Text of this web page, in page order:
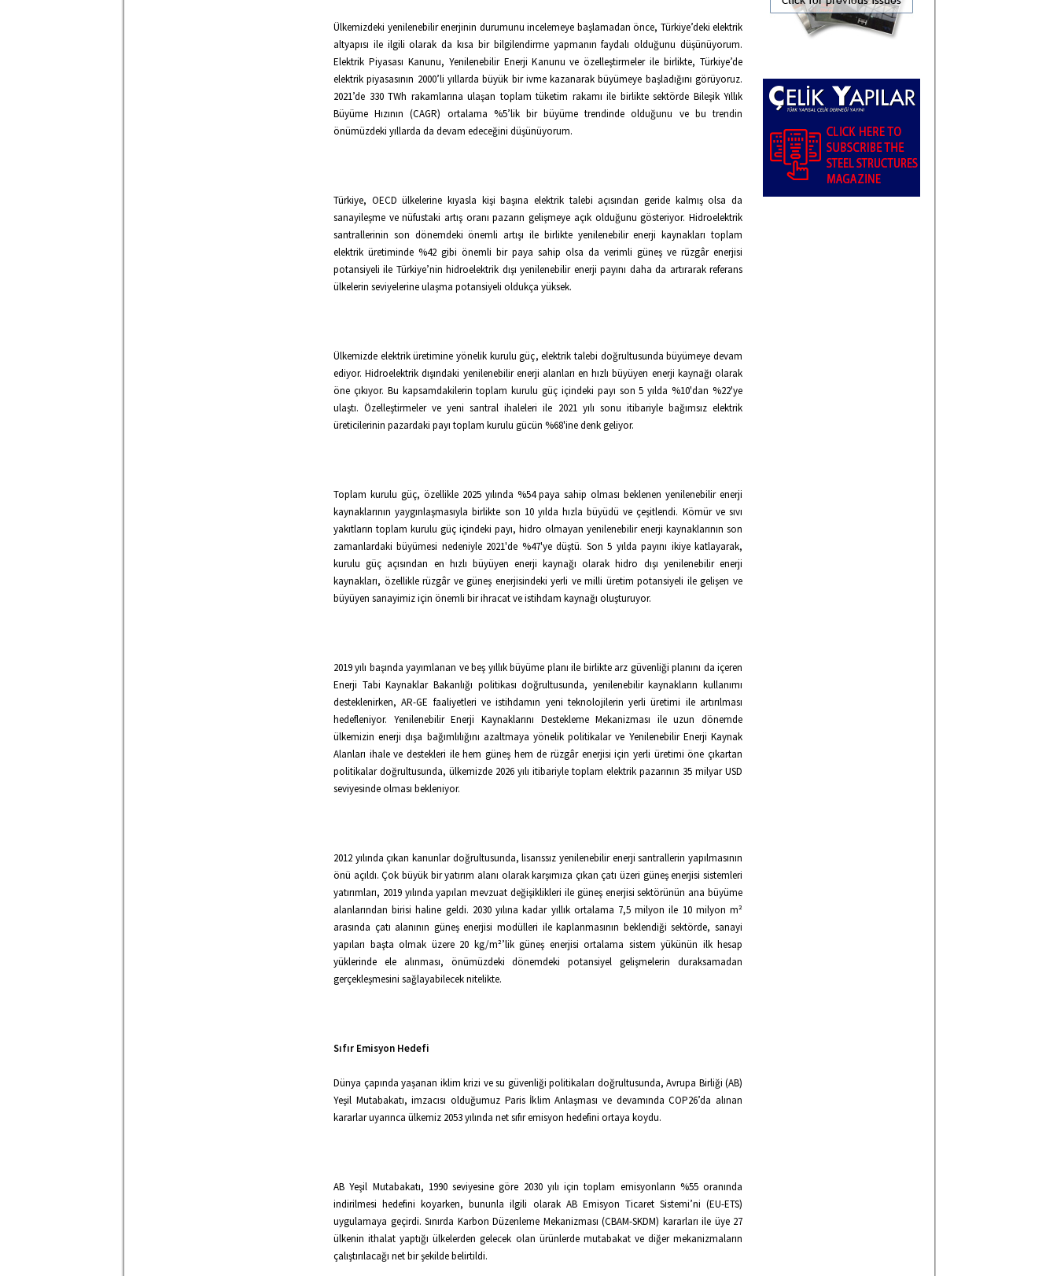
Ülkemizdeki yenilenebilir enerjinin durumunu incelemeye başlamadan önce, Türkiye’deki elektrik
altyapısı ile ilgili olarak da kısa bir bilgilendirme yapmanın faydalı olduğunu düşünüyorum.
Elektrik Piyasası Kanunu, Yenilenebilir Enerji Kanunu ve özelleştirmeler ile birlikte, Türkiye’de
elektrik piyasasının 2000’li yıllarda büyük bir ivme kazanarak büyümeye başladığını görüyoruz.
2021’de 330 TWh rakamlarına ulaşan toplam tüketim rakamı ile birlikte sektörde Bileşik Yıllık
Büyüme Hızının (CAGR) ortalama %5’lik bir büyüme trendinde olduğunu ve bu trendin
önümüzdeki yıllarda da devam edeceğini düşünüyorum.
Türkiye, OECD ülkelerine kıyasla kişi başına elektrik talebi açısından geride kalmış olsa da
sanayileşme ve nüfustaki artış oranı pazarın gelişmeye açık olduğunu gösteriyor. Hidroelektrik
santrallerinin son dönemdeki önemli artışı ile birlikte yenilenebilir enerji kaynakları toplam
elektrik üretiminde %42 gibi önemli bir paya sahip olsa da verimli güneş ve rüzgâr enerjisi
potansiyeli ile Türkiye’nin hidroelektrik dışı yenilenebilir enerji payını daha da artırarak referans
ülkelerin seviyelerine ulaşma potansiyeli oldukça yüksek.
Ülkemizde elektrik üretimine yönelik kurulu güç, elektrik talebi doğrultusunda büyümeye devam
ediyor. Hidroelektrik dışındaki yenilenebilir enerji alanları en hızlı büyüyen enerji kaynağı olarak
öne çıkıyor. Bu kapsamdakilerin toplam kurulu güç içindeki payı son 5 yılda %10'dan %22'ye
ulaştı. Özelleştirmeler ve yeni santral ihaleleri ile 2021 yılı sonu itibariyle bağımsız elektrik
üreticilerinin pazardaki payı toplam kurulu gücün %68'ine denk geliyor.
Toplam kurulu güç, özellikle 2025 yılında %54 paya sahip olması beklenen yenilenebilir enerji
kaynaklarının yaygınlaşmasıyla birlikte son 10 yılda hızla büyüdü ve çeşitlendi. Kömür ve sıvı
yakıtların toplam kurulu güç içindeki payı, hidro olmayan yenilenebilir enerji kaynaklarının son
zamanlardaki büyümesi nedeniyle 2021'de %47'ye düştü. Son 5 yılda payını ikiye katlayarak,
kurulu güç açısından en hızlı büyüyen enerji kaynağı olarak hidro dışı yenilenebilir enerji
kaynakları, özellikle rüzgâr ve güneş enerjisindeki yerli ve milli üretim potansiyeli ile gelişen ve
büyüyen sanayimiz için önemli bir ihracat ve istihdam kaynağı oluşturuyor.
2019 yılı başında yayımlanan ve beş yıllık büyüme planı ile birlikte arz güvenliği planını da içeren
Enerji Tabi Kaynaklar Bakanlığı politikası doğrultusunda, yenilenebilir kaynakların kullanımı
desteklenirken, AR-GE faaliyetleri ve istihdamın yeni teknolojilerin yerli üretimi ile artırılması
hedefleniyor. Yenilenebilir Enerji Kaynaklarını Destekleme Mekanizması ile uzun dönemde
ülkemizin enerji dışa bağımlılığını azaltmaya yönelik politikalar ve Yenilenebilir Enerji Kaynak
Alanları ihale ve destekleri ile hem güneş hem de rüzgâr enerjisi için yerli üretimi öne çıkartan
politikalar doğrultusunda, ülkemizde 2026 yılı itibariyle toplam elektrik pazarının 35 milyar USD
seviyesinde olması bekleniyor.
2012 yılında çıkan kanunlar doğrultusunda, lisanssız yenilenebilir enerji santrallerin yapılmasının
önü açıldı. Çok büyük bir yatırım alanı olarak karşımıza çıkan çatı üzeri güneş enerjisi sistemleri
yatırımları, 2019 yılında yapılan mevzuat değişiklikleri ile güneş enerjisi sektörünün ana büyüme
alanlarından birisi haline geldi. 2030 yılına kadar yıllık ortalama 7,5 milyon ile 10 milyon m²
arasında çatı alanının güneş enerjisi modülleri ile kaplanmasının beklendiği sektörde, sanayi
yapıları başta olmak üzere 20 kg/m²’lik güneş enerjisi ortalama sistem yükünün ilk hesap
yüklerinde ele alınması, önümüzdeki dönemdeki potansiyel gelişmelerin duraksamadan
gerçekleşmesini sağlayabilecek nitelikte.
Sıfır Emisyon Hedefi
Dünya çapında yaşanan iklim krizi ve su güvenliği politikaları doğrultusunda, Avrupa Birliği (AB)
Yeşil Mutabakatı, imzacısı olduğumuz Paris İklim Anlaşması ve devamında COP26’da alınan
kararlar uyarınca ülkemiz 2053 yılında net sıfır emisyon hedefini ortaya koydu.
AB Yeşil Mutabakatı, 1990 seviyesine göre 2030 yılı için toplam emisyonların %55 oranında
indirilmesi hedefini koyarken, bununla ilgili olarak AB Emisyon Ticaret Sistemi’ni (EU-ETS)
uygulamaya geçirdi. Sınırda Karbon Düzenleme Mekanizması (CBAM-SKDM) kararları ile üye 27
ülkenin ithalat yaptığı ülkelerden gelecek olan ürünlerde mutabakat ve diğer mekanizmaların
çalıştırılacağı net bir şekilde belirtildi.